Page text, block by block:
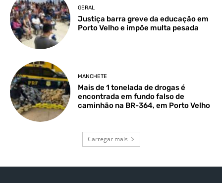
GERAL
Justiça barra greve da educação em
Porto Velho e impõe multa pesada
MANCHETE
Mais de 1 tonelada de drogas é
encontrada em fundo falso de
caminhão na BR-364, em Porto Velho
Carregar mais